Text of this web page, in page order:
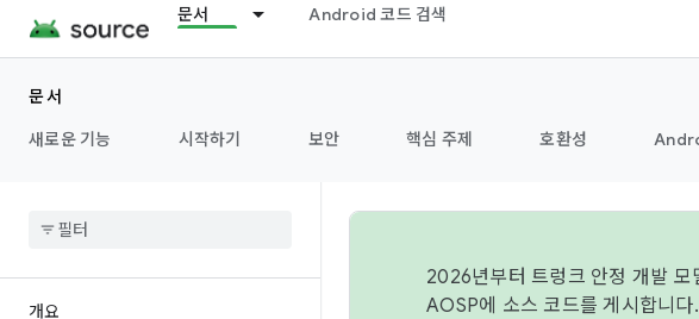
문서 Android 코드 검색
문서
새로운 기능
시작하기 보안 핵심 주제 호환성
개요
2026년부터 트렁크 안정 개발 모
AOSP에 소스 코드를 게시합니